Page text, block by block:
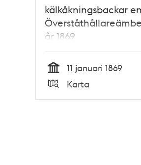
kälkåkningsbackar
år 1869
Tid
11 januari 1869
Karta